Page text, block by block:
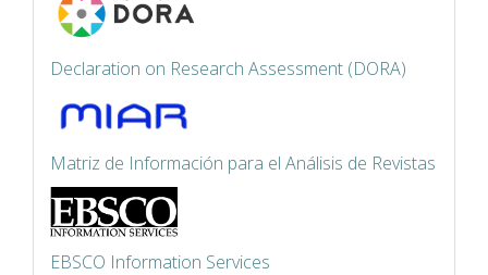
Declaration on Research Assessment (DORA)
Matriz de Información para el Análisis de Revistas
EBSCO Information Services